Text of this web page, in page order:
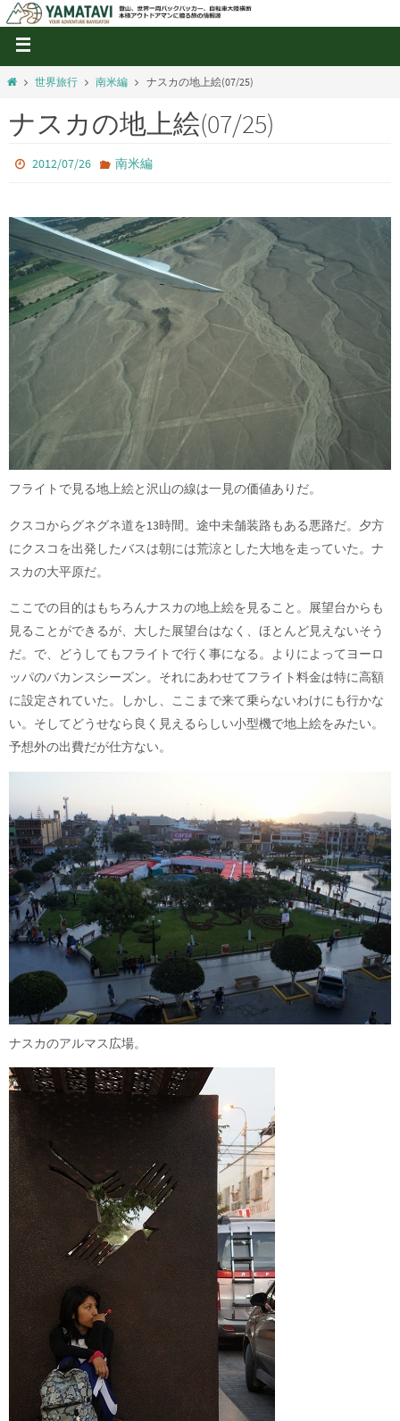
世界旅行 南米編 ナスカの地上絵(07/25)
ナスカの地上絵(07/25)
2012/07/26 南米編
フライトで見る地上絵と沢山の線は一見の価値ありだ。
クスコからグネグネ道を13時間。途中未舗装路もある悪路だ。夕方
にクスコを出発したバスは朝には荒涼とした大地を走っていた。ナ
スカの大平原だ。
ここでの目的はもちろんナスカの地上絵を見ること。展望台からも
見ることができるが、大した展望台はなく、ほとんど見えないそう
だ。で、どうしてもフライトで行く事になる。よりによってヨーロ
ッパのバカンスシーズン。それにあわせてフライト料金は特に高額
に設定されていた。しかし、ここまで来て乗らないわけにも行かな
い。そしてどうせなら良く見えるらしい小型機で地上絵をみたい。
予想外の出費だが仕方ない。
ナスカのアルマス広場。